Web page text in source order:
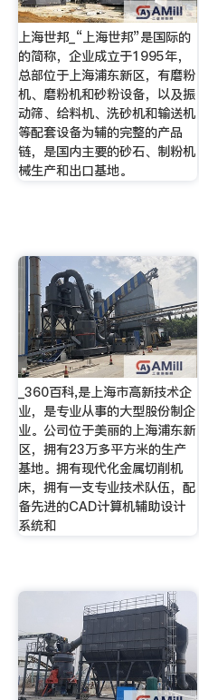
上海世邦_“上海世邦”是国际的
的简称，企业成立于1995年，
总部位于上海浦东新区，有磨粉
机、磨粉机和砂粉设备，以及振
动筛、给料机、洗砂机和输送机
等配套设备为辅的完整的产品
链，是国内主要的砂石、制粉机
械生产和出口基地。
_360百科,是上海市高新技术企
业，是专业从事的大型股份制企
业。公司位于美丽的上海浦东新
区，拥有23万多平方米的生产
基地。拥有现代化金属切削机
床，拥有一支专业技术队伍，配
备先进的CAD计算机辅助设计
系统和